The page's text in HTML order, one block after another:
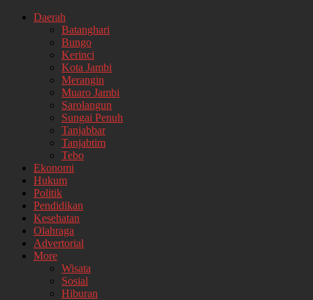
Daerah
Batanghari
Bungo
Kerinci
Kota Jambi
Merangin
Muaro Jambi
Sarolangun
Sungai Penuh
Tanjabbar
Tanjabtim
Tebo
Ekonomi
Hukum
Politik
Pendidikan
Kesehatan
Olahraga
Advertorial
More
Wisata
Sosial
Hiburan